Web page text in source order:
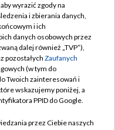
wyrazić zgody na
i zbierania danych,
i ich
danych osobowych przez
dalej również „TVP”),
pozostałych Zaufanych
(w tym do
Twoich zainteresowań i
wskazujemy poniżej, a
PPID do Google.
przez Ciebie naszych